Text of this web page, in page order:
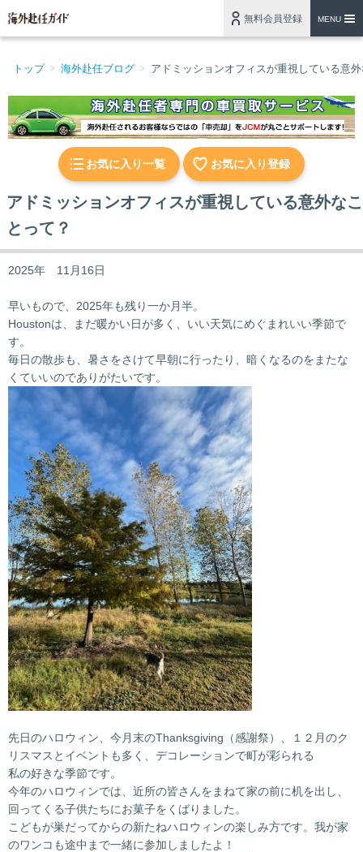
無料会員登録 MENU
トップ 海外赴任ブログ アドミッションオフィスが重視している意
お気に入り一覧 お気に入り登録
アドミッションオフィスが重視している意外なこ
とって？
2025年 11月16日
早いもので、2025年も残り一か月半。
Houstonは、まだ暖かい日が多く、いい天気にめぐまれいい季節で
す。
毎日の散歩も、暑さをさけて早朝に行ったり、暗くなるのをまたな
くていいのでありがたいです。
先日のハロウィン、今月末のThanksgiving（感謝祭）、１２月のク
リスマスとイベントも多く、デコレーションで町が彩られる
私の好きな季節です。
今年のハロウィンでは、近所の皆さんをまねて家の前に机を出し、
回ってくる子供たちにお菓子をくばりました。
こどもが巣だってからの新たねハロウィンの楽しみ方です。我が家
のワンコも途中まで一緒に参加しましたよ！